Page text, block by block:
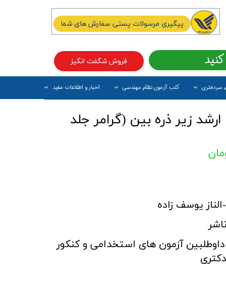
سردفتری کتب آزمون نظام مهندسی اخبار و اطلاعات مفید
فروش شگفت انگیز
پیگیری مرسولات پستی سفارش های شما
زیر ذره بین (گرامر جلد
یوسف زاده
داوطلبین آزمون های استخدامی و کنکور